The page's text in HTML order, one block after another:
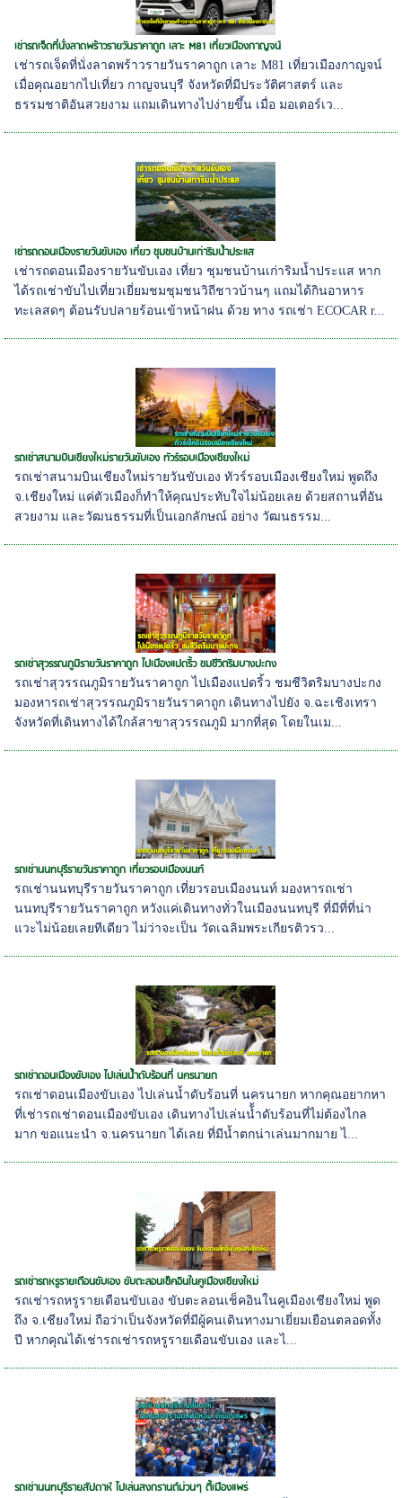
เช่ารถเจ็ดที่นั่งลาดพร้าวรายวันราคาถูก เลาะ M81 เที่ยวเมืองกาญจน์
เช่ารถเจ็ดที่นั่งลาดพร้าวรายวันราคาถูก เลาะ M81 เที่ยวเมืองกาญจน์
เมื่อคุณอยากไปเที่ยว กาญจนบุรี จังหวัดที่มีประวัติศาสตร์ และ
ธรรมชาติอันสวยงาม แถมเดินทางไปง่ายขึ้น เมื่อ มอเตอร์เว...
เช่ารถดอนเมืองรายวันขับเอง เที่ยว ชุมชนบ้านเก่าริมน้ำประแส
เช่ารถดอนเมืองรายวันขับเอง เที่ยว ชุมชนบ้านเก่าริมน้ำประแส หาก
ได้รถเช่าขับไปเที่ยวเยี่ยมชมชุมชนวิถีชาวบ้านๆ แถมได้กินอาหาร
ทะเลสดๆ ต้อนรับปลายร้อนเข้าหน้าฝน ด้วย ทาง รถเช่า ECOCAR r...
รถเช่าสนามบินเชียงใหม่รายวันขับเอง ทัวร์รอบเมืองเชียงใหม่
รถเช่าสนามบินเชียงใหม่รายวันขับเอง ทัวร์รอบเมืองเชียงใหม่ พูดถึง
จ.เชียงใหม่ แค่ตัวเมืองก็ทำให้คุณประทับใจไม่น้อยเลย ด้วยสถานที่อัน
สวยงาม และวัฒนธรรมที่เป็นเอกลักษณ์ อย่าง วัฒนธรรม...
รถเช่าสุวรรณภูมิรายวันราคาถูก ไปเมืองแปดริ้ว ชมชีวิตริมบางปะกง
รถเช่าสุวรรณภูมิรายวันราคาถูก ไปเมืองแปดริ้ว ชมชีวิตริมบางปะกง
มองหารถเช่าสุวรรณภูมิรายวันราคาถูก เดินทางไปยัง จ.ฉะเชิงเทรา
จังหวัดที่เดินทางได้ใกล้สาขาสุวรรณภูมิ มากที่สุด โดยในเม...
รถเช่านนทบุรีรายวันราคาถูก เที่ยวรอบเมืองนนท์
รถเช่านนทบุรีรายวันราคาถูก เที่ยวรอบเมืองนนท์ มองหารถเช่า
นนทบุรีรายวันราคาถูก หวังแค่เดินทางทั่วในเมืองนนทบุรี ที่มีที่ที่น่า
แวะไม่น้อยเลยทีเดียว ไม่ว่าจะเป็น วัดเฉลิมพระเกียรติวรว...
รถเช่าดอนเมืองขับเอง ไปเล่นน้ำดับร้อนที่ นครนายก
รถเช่าดอนเมืองขับเอง ไปเล่นน้ำดับร้อนที่ นครนายก หากคุณอยากหา
ที่เช่ารถเช่าดอนเมืองขับเอง เดินทางไปเล่นน้้ำดับร้อนที่ไม่ต้องไกล
มาก ขอแนะนำ จ.นครนายก ได้เลย ที่มีน้ำตกน่าเล่นมากมาย ไ...
รถเช่ารถหรูรายเดือนขับเอง ขับตะลอนเช็คอินในคูเมืองเชียงใหม่
รถเช่ารถหรูรายเดือนขับเอง ขับตะลอนเช็คอินในคูเมืองเชียงใหม่ พูด
ถึง จ.เชียงใหม่ ถือว่าเป็นจังหวัดที่มีผู้คนเดินทางมาเยี่ยมเยือนตลอดทั้ง
ปี หากคุณได้เช่ารถเช่ารถหรูรายเดือนขับเอง และไ...
รถเช่านนทบุรีรายสัปดาห์ ไปเล่นสงกรานต์ม่วนๆ ตี้เมืองแพร่